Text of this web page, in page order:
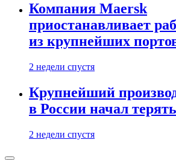
Компания Maersk
приостанавливает
из крупнейших
2 недели спустя
Крупнейший
в России начал
2 недели спустя